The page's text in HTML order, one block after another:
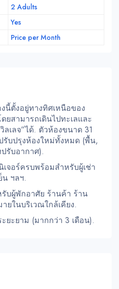
2 Adults
Yes
Price per Month
นี้ตั้งอยู่ทางทิศเหนือของ
ยสามารถเดินไปทะเลและ
เลจ”ได้. ตัวห้องขนาด 31
รับปรุงห้องใหม่ทั้งหมด (พื้น,
รับอากาศ).
จอร์ครบพร้อมสำหรับผู้เช่า
น ฯลฯ.
บผู้พักอาศัย ร้านค้า ร้าน
ยในบริเวณใกล้เคียง.
ยะยาม (มากกว่า 3 เดือน).